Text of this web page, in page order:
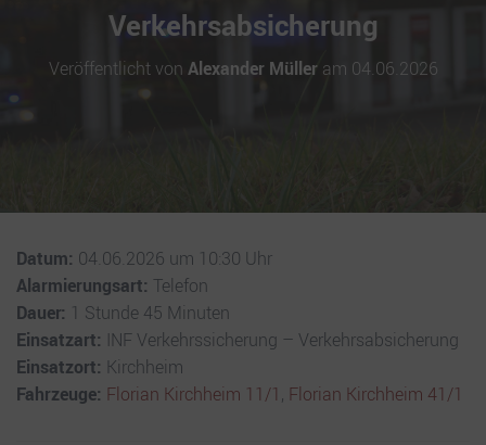
Verkehrsabsicherung
Veröffentlicht von Alexander Mülleram 04.06.2026
Datum: 04.06.2026 um 10:30 Uhr
Alarmierungsart: Telefon
Dauer: 1 Stunde 45 Minuten
Einsatzart: INF Verkehrssicherung – Verkehrsabsicherung
Einsatzort: Kirchheim
Fahrzeuge: Florian Kirchheim 11/1 , Florian Kirchheim 41/1